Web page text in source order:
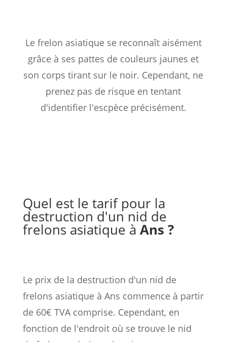
Le frelon asiatique se reconnaît aisément
grâce à ses pattes de couleurs jaunes et
son corps tirant sur le noir. Cependant, ne
prenez pas de risque en tentant
d'identifier l'escpèce précisément.
Quel est le tarif pour la
destruction d'un nid de
frelons asiatique à Ans ?
Le prix de la destruction d'un nid de
frelons asiatique à Ans commence à partir
de 60€ TVA comprise. Cependant, en
fonction de l'endroit où se trouve le nid